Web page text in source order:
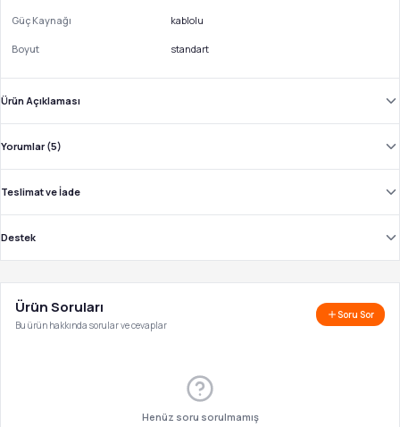
Güç Kaynağı kablolu
Boyut standart
Ürün Açıklaması
Yorumlar (5)
Teslimat ve İade
Destek
Ürün Soruları
Bu ürün hakkında sorular ve cevaplar
Soru Sor
Henüz soru sorulmamış